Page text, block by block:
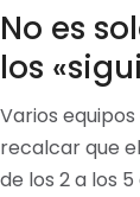
No es
los
Varios
recalcar que
de los 2 a los